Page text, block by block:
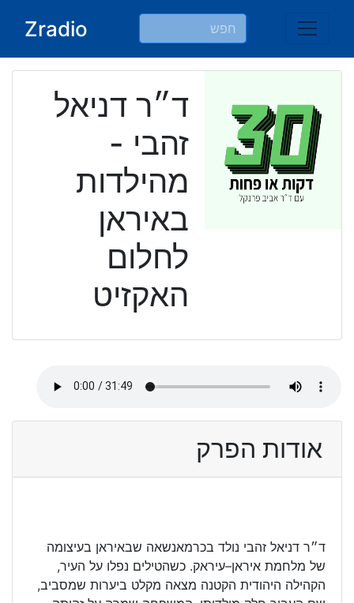
Zradio
ד״ר דניאל
זהבי -
מהילדות
באיראן
לחלום
האקזיט
אודות הפרק
ד״ר דניאל זהבי נולד בכרמאנשאה שבאיראן בעיצומה
של מלחמת איראן–עיראק. כשהטילים נפלו על העיר,
הקהילה היהודית הקטנה מצאה מקלט ביערות שמסביב,